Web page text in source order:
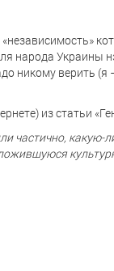
народа Украины
никому верить (я
из статьи
частично, какую-